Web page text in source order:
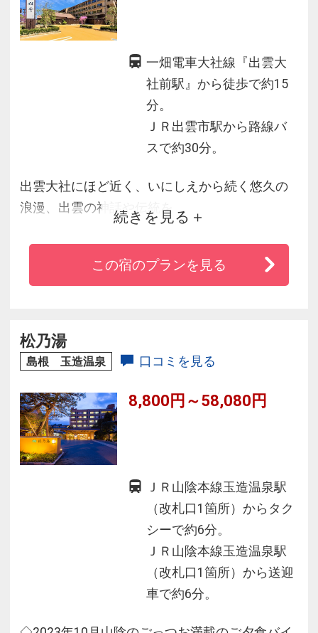
一畑電車大社線『出雲大
社前駅』から徒歩で約15
分。
ＪＲ出雲市駅から路線バ
スで約30分。
出雲大社にほど近く、いにしえから続く悠久の
浪漫、出雲の神話や伝統を
随所に感じられる和の湯宿。
自家源泉の天然温泉は大浴場や露天風呂付客室
でも愉しめ、
また半個室の食事処では四季折々の旬の会席料
理に舌鼓、どこまでも
旅を演出いたします。
続きを見る
この宿のプランを見る
松乃湯
島根 玉造温泉 口コミを見る
8,800円～58,080円
ＪＲ山陰本線玉造温泉駅
（改札口1箇所）からタク
シーで約6分。
ＪＲ山陰本線玉造温泉駅
（改札口1箇所）から送迎
車で約6分。